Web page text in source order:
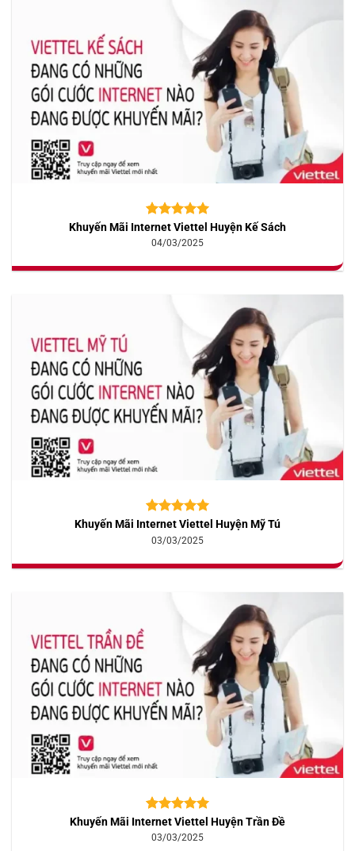
5.00trên 5
dựa trên
10
Khuyến Mãi Internet Viettel Huyện Kế Sách
04/03/2025
5.00trên 5
dựa trên
10
Khuyến Mãi Internet Viettel Huyện Mỹ Tú
03/03/2025
5.00trên 5
dựa trên
10
Khuyến Mãi Internet Viettel Huyện Trần Đề
03/03/2025